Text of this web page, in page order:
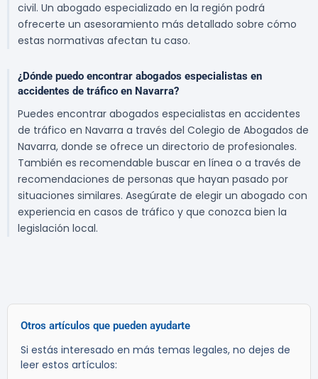
civil. Un abogado especializado en la región podrá
ofrecerte un asesoramiento más detallado sobre cómo
estas normativas afectan tu caso.
¿Dónde puedo encontrar abogados especialistas en
accidentes de tráfico en Navarra?
Puedes encontrar abogados especialistas en accidentes
de tráfico en Navarra a través del Colegio de Abogados de
Navarra, donde se ofrece un directorio de profesionales.
También es recomendable buscar en línea o a través de
recomendaciones de personas que hayan pasado por
situaciones similares. Asegúrate de elegir un abogado con
experiencia en casos de tráfico y que conozca bien la
legislación local.
Otros artículos que pueden ayudarte
Si estás interesado en más temas legales, no dejes de
leer estos artículos: